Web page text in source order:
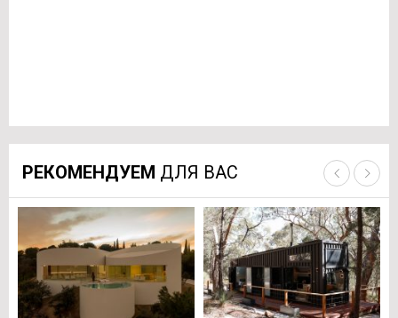
РЕКОМЕНДУЕМ ДЛЯ ВАС